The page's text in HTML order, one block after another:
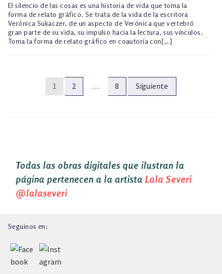
El silencio de las cosas es una historia de vida que toma la
forma de relato gráfico. Se trata de la vida de la escritora
Verónica Sukaczer, de un aspecto de Verónica que vertebró
gran parte de su vida, su impulso hacia la lectura, sus vínculos.
Toma la forma de relato gráfico en coautoría con[…]
PAGINACIÓN
1 2 … 8 Siguiente
Todas las obras digitales que ilustran la
página pertenecen a la artista Lala Severi
@lalaseveri
Seguinos en: